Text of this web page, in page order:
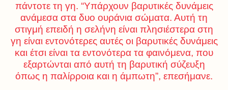
πάντοτε τη γη. “Υπάρχουν βαρυτικές δυνάμεις
ανάμεσα στα δυο ουράνια σώματα. Αυτή τη
στιγμή επειδή η σελήνη είναι πλησιέστερα στη
γη είναι εντονότερες αυτές οι βαρυτικές δυνάμεις
και έτσι είναι τα εντονότερα τα φαινόμενα, που
εξαρτώνται από αυτή τη βαρυτική σύζευξη
όπως η παλίρροια και η άμπωτη”, επεσήμανε.